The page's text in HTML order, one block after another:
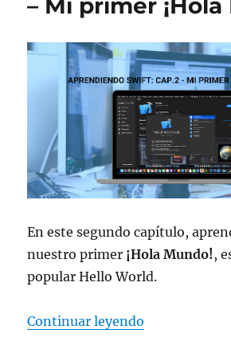
– Mi primer
En este segundo capítulo,
nuestro primer ¡Hola Mundo!,
popular Hello World.
Continuar leyendo